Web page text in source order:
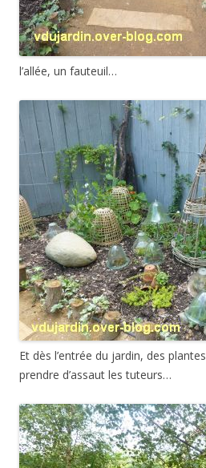
l’allée, un fauteuil…
Et dès l’entrée du jardin, des
prendre d’assaut les tuteurs…